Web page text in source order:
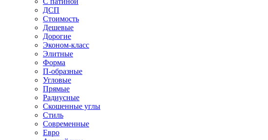
ДСП
Стоимость
Дешевые
Дорогие
Эконом-класс
Элитные
Форма
П-образные
Угловые
Прямые
Радиусные
Скошенные углы
Стиль
Современные
Евро